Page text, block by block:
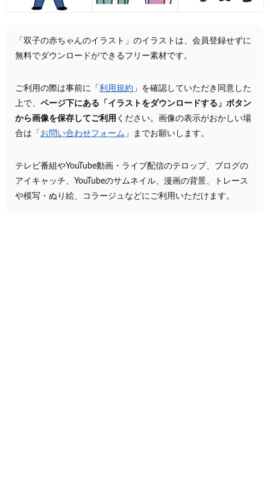
「双子の赤ちゃんのイラスト」のイラストは、会員登録せずに
無料でダウンロードができるフリー素材です。
ご利用の際は事前に「 利用規約 」を確認していただき同意した
上で、 ページ下にある「イラストをダウンロードする」ボタン
から画像を保存してご利用 ください。画像の表示がおかしい場
合は「 お問い合わせフォーム 」までお願いします。
テレビ番組やYouTube動画・ライブ配信のテロップ、ブログの
アイキャッチ、YouTubeのサムネイル、漫画の背景、トレース
や模写・ぬり絵、コラージュなどにご利用いただけます。